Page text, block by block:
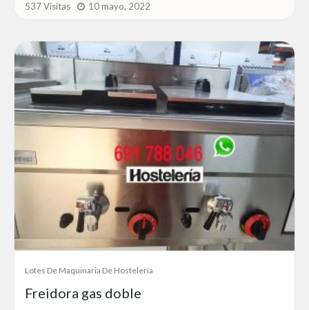
537 Visitas 10 mayo, 2022
Lotes De Maquinaria De Hostelería
Freidora gas doble